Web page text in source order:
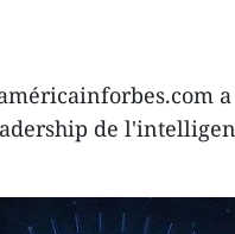
de